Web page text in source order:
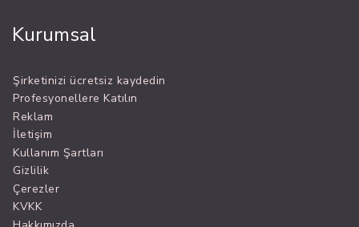
Kurumsal
Şirketinizi ücretsiz kaydedin
Profesyonellere Katılın
Reklam
İletişim
Kullanım Şartları
Gizlilik
Çerezler
KVKK